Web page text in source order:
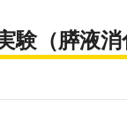
験（膵液